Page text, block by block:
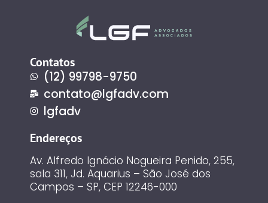
Contatos
(12) 99798-9750
contato@lgfadv.com
lgfadv
Endereços
Av. Alfredo Ignácio Nogueira Penido, 255,
sala 311, Jd. Aquarius – São José dos
Campos – SP, CEP 12246-000